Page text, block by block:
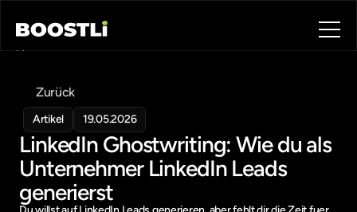
Home
Contact
About
Book a call
Book a call
Zurück
Artikel 19.05.2026
LinkedIn Ghostwriting: Wie du als
Unternehmer LinkedIn Leads
generierst